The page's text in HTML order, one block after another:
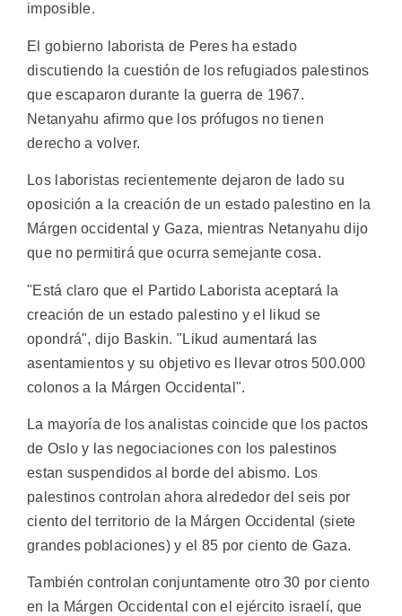
imposible.
El gobierno laborista de Peres ha estado
discutiendo la cuestión de los refugiados palestinos
que escaparon durante la guerra de 1967.
Netanyahu afirmo que los prófugos no tienen
derecho a volver.
Los laboristas recientemente dejaron de lado su
oposición a la creación de un estado palestino en la
Márgen occidental y Gaza, mientras Netanyahu dijo
que no permitirá que ocurra semejante cosa.
"Está claro que el Partido Laborista aceptará la
creación de un estado palestino y el likud se
opondrá", dijo Baskin. "Likud aumentará las
asentamientos y su objetivo es llevar otros 500.000
colonos a la Márgen Occidental".
La mayoría de los analistas coincide que los pactos
de Oslo y las negociaciones con los palestinos
estan suspendidos al borde del abismo. Los
palestinos controlan ahora alrededor del seis por
ciento del territorio de la Márgen Occidental (siete
grandes poblaciones) y el 85 por ciento de Gaza.
También controlan conjuntamente otro 30 por ciento
en la Márgen Occidental con el ejército israelí, que